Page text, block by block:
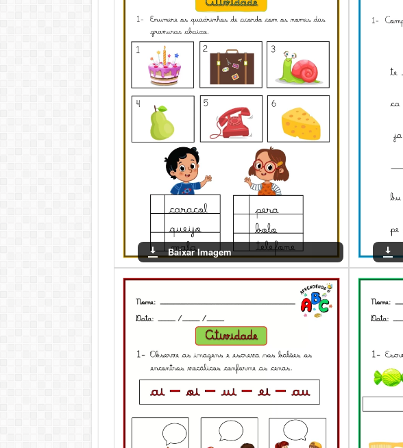
Baixar Imagem